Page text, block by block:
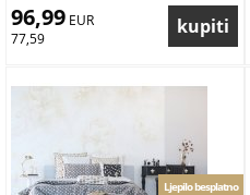
96,99 EUR
77,59
Ljepilo besplatno